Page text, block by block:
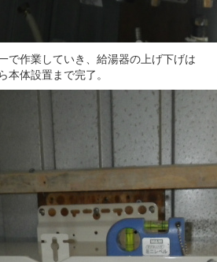
で作業していき、給湯器の上げ下げは
体設置まで完了。